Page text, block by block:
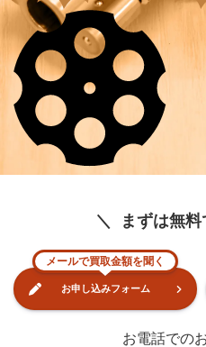
まずは無
メールで買取金額を聞く
お申し込みフォーム
お電話での